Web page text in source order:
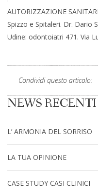
AUTORIZZAZIONE
Spizzo e Spitaleri. Dr. Dario
Udine: odontoiatri 471. Via
Condividi questo articolo:
NEWS RECENTI
L’ ARMONIA DEL SORRISO
LA TUA OPINIONE
CASE STUDY CASI CLINICI